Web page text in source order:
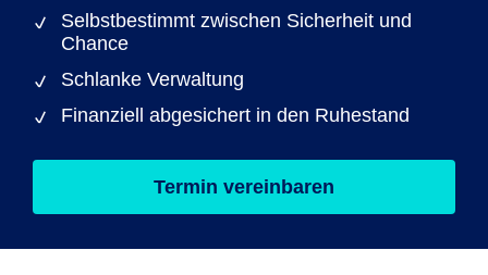
Selbstbestimmt zwischen Sicherheit und
Chance
Schlanke Verwaltung
Finanziell abgesichert in den Ruhestand
Termin vereinbaren